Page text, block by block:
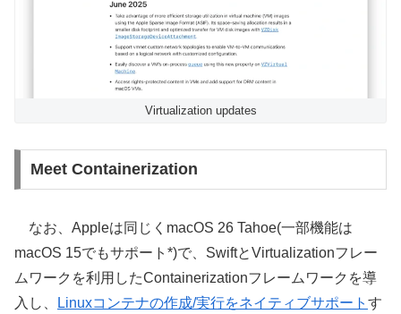
Virtualization updates
Meet Containerization
なお、Appleは同じくmacOS 26 Tahoe(一部機能は
macOS 15でもサポート*)で、SwiftとVirtualizationフレー
ムワークを利用したContainerizationフレームワークを導
入し、
Linuxコンテナの作成/実行をネイティブサポート す